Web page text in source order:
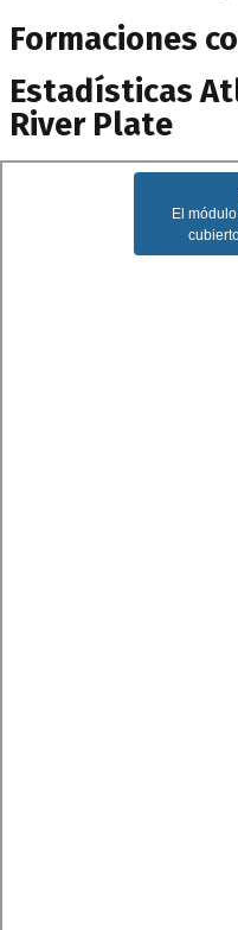
Formaciones
Estadísticas
River Plate